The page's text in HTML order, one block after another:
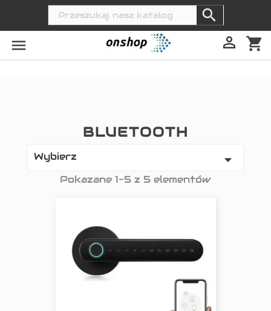


shopping_cart

BLUETOOTH
Wybierz 
Pokazane 1-5 z 5 elementów